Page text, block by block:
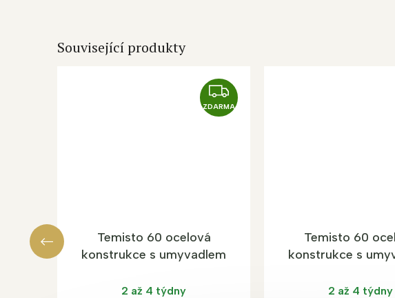
Související produkty
Z
D
ZDARMA
Temisto 60 ocelová
konstrukce s umyvadlem
2 až 4 týdny
Temisto 60
konstrukce s
2 až 4 týdny